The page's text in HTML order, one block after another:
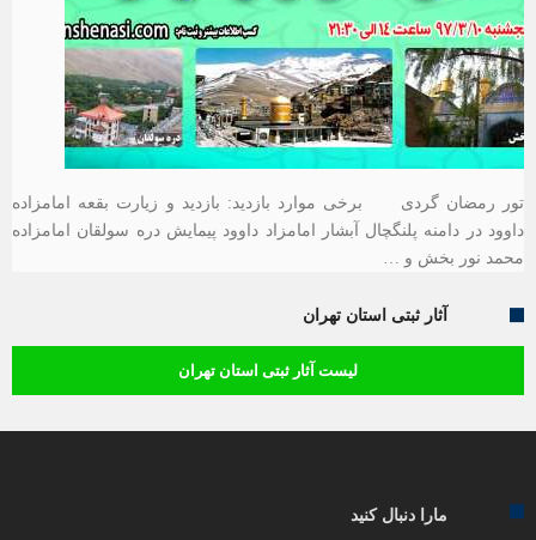
تور رمضان گردی برخی موارد بازدید: بازدید و زیارت بقعه امامزاده
داوود در دامنه پلنگچال آبشار امامزاد داوود پیمایش دره سولقان امامزاده
محمد نور بخش و …
آثار ثبتی استان تهران
لیست آثار ثبتی استان تهران
مارا دنبال کنید